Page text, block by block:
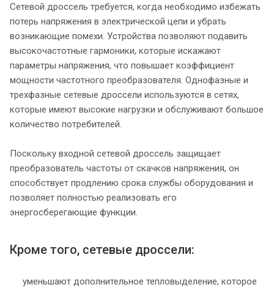
Сетевой дроссель требуется, когда необходимо избежать
потерь напряжения в электрической цепи и убрать
возникающие помехи. Устройства позволяют подавить
высокочастотные гармоники, которые искажают
параметры напряжения, что повышает коэффициент
мощности частотного преобразователя. Однофазные и
трехфазные сетевые дроссели используются в сетях,
которые имеют высокие нагрузки и обслуживают большое
количество потребителей.
Поскольку входной сетевой дроссель защищает
преобразователь частоты от скачков напряжения, он
способствует продлению срока службы оборудования и
позволяет полностью реализовать его
энергосберегающие функции.
Кроме того, сетевые дроссели:
уменьшают дополнительное тепловыделение, которое